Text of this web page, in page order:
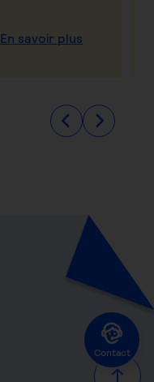
Contact
En savoir plus